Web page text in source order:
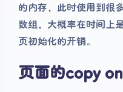
的内存，此时使用到很
数组，大概率在时间上
页初始化的开销。
页面的copy